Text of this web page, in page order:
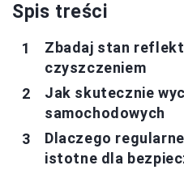
Spis treści
Zbadaj stan
czyszczeniem
Jak skutecznie
samochodowych
Dlaczego
istotne dla